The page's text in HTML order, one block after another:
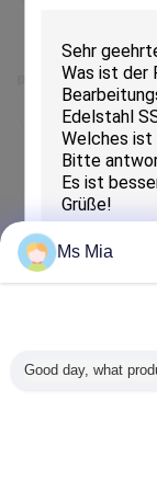
2018-10-31
Von Ausstellung
Ms Mia
Good day, what